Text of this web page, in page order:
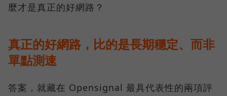
麼才是真正的好網路？
真正的好網路，比的是長期穩定、而非
單點測速
答案，就藏在 Opensignal 最具代表性的兩項評